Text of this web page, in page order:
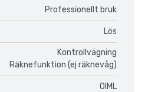
Professionellt bruk
Lös
Kontrollvägning
Räknefunktion (ej räknevåg)
OIML